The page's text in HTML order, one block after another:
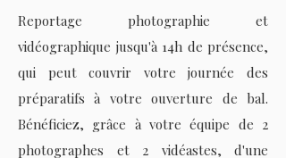
Reportage photographie et
vidéographique jusqu'à 14h de présence,
qui peut couvrir votre journée des
préparatifs à votre ouverture de bal.
Bénéficiez, grâce à votre équipe de 2
photographes et 2 vidéastes, d'une